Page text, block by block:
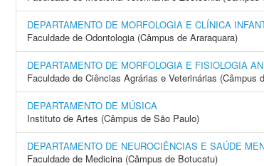
DEPARTAMENTO DE MORFOLOGIA E CLÍNICA
Faculdade de Odontologia (Câmpus de Araraquara)
DEPARTAMENTO DE MORFOLOGIA E FISIOLOGIA
Faculdade de Ciências Agrárias e Veterinárias (Câmpus
DEPARTAMENTO DE MÚSICA
Instituto de Artes (Câmpus de São Paulo)
DEPARTAMENTO DE NEUROCIÊNCIAS E SAÚDE
Faculdade de Medicina (Câmpus de Botucatu)